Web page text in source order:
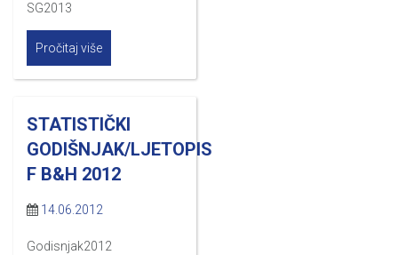
SG2013
Pročitaj više
STATISTIČKI
GODIŠNJAK/LJETOPIS
F B&H 2012
14.06.2012
Godisnjak2012